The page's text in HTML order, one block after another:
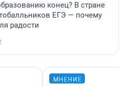
конец? В стране
ЕГЭ — почему
радости
МНЕНИЕ